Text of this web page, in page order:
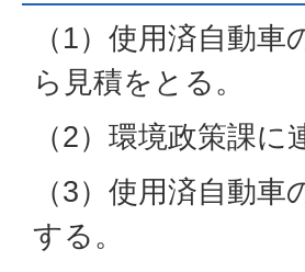
（1）使用済自動
ら見積をとる。
（2）環境政策課
（3）使用済自動
する。